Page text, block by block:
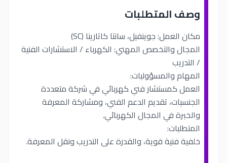
وصف المتطلبات
مكان العمل: جوينفيل، سانتا كاتارينا (SC)
المجال والتخصص المهني: الكهرباء / الاستشارات الفنية
/ التدريب
المهام والمسؤوليات:
العمل كمستشار فني كهربائي في شركة متعددة
الجنسيات، تقديم الدعم الفني، ومشاركة المعرفة
والخبرة في المجال الكهربائي.
المتطلبات:
خلفية فنية قوية، والقدرة على التدريب ونقل المعرفة.